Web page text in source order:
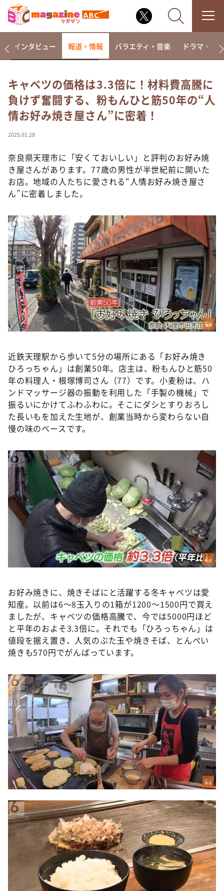
なるみ・岡村の過ぎるTV
相席食堂
これ余談なんですけど・・・
て真剣です
探偵！ナイトスクープ
news おかえり
DAIGOも台所 ～きょうの献立 何にする？～
本日はダイアンなり！シーズン２
朝だ！生です旅サラダ
教えて！ニュースライブ 正義のミカタ
ＬＩＦＥ～夢のカタチ～
新婚さんいらっしゃい！
ポツンと一軒家
ぺこぱのまるスポ
アナ回覧板
インタビュー 報道・情報 バラエティ・音楽 ドラマ・映画
キャベツの価格は3.3倍に！材料費高騰に
負けず奮闘する、粉もんひと筋50年の“人
情お好み焼き屋さん”に密着！
2025.01.28
奈良県天理市に「安くておいしい」と評判のお好み焼
き屋さんがあります。77歳の男性が半世紀前に開いた
お店。地域の人たちに愛される“人情お好み焼き屋さ
ん”に密着しました。
近鉄天理駅から歩いて5分の場所にある「お好み焼き
ひろっちゃん」は創業50年。店主は、粉もんひと筋50
年の料理人・根塚博司さん（77）です。小麦粉は、ハ
ンドマッサージ器の振動を利用した「手製の機械」で
振るいにかけてふわふわに。そこにダシとすりおろし
た長いもを加えた生地が、創業当時から変わらない自
慢の味のベースです。
お好み焼きに、焼きそばにと活躍する冬キャベツは愛
知産。以前は6〜8玉入りの1箱が1200〜1500円で買え
ましたが、キャベツの価格高騰で、今では5000円ほど
と平年のおよそ3.3倍に。それでも「ひろっちゃん」は
値段を据え置き、人気のぶた玉や焼きそば、とんぺい
焼きも570円でがんばっています。